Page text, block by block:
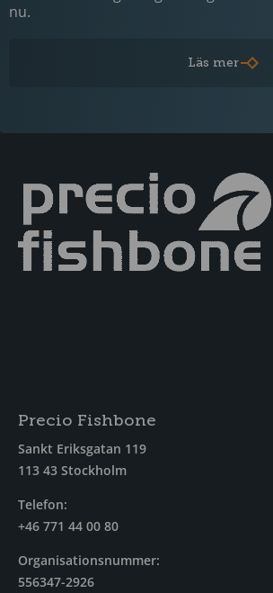
nu.
Läs mer
Precio Fishbone
Sankt Eriksgatan 119
113 43 Stockholm
Telefon:
+46 771 44 00 80
Organisationsnummer:
556347-2926